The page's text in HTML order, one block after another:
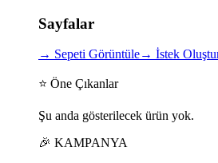
Sayfalar
→ Sepeti Görüntüle→ İstek
⭐ Öne Çıkanlar
Şu anda gösterilecek ürün yok.
🎉 KAMPANYA